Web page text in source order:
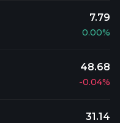
7.79
0.00%
48.68
-0.04%
31.14